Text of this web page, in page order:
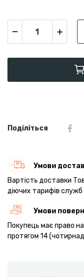
Поділіться
Умови
Вартість доставки
діючих тарифів
Умови
Покупець має право
протягом 14